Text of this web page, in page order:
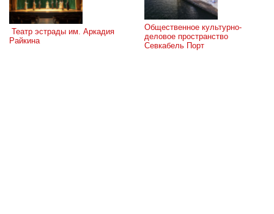
Райкина
Общественное культурно-
деловое пространство
Севкабель Порт